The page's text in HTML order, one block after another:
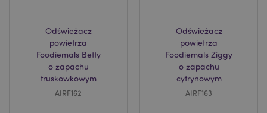
Odświeżacz
powietrza
Foodiemals Betty
o zapachu
truskowkowym
AIRF162
Odświeżacz
powietrza
Foodiemals Ziggy
o zapachu
cytrynowym
AIRF163